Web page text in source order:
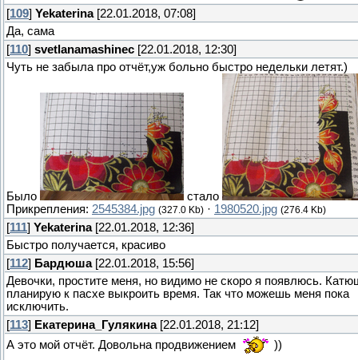
[109] Yekaterina[22.01.2018, 07:08]
Да, сама
[110] svetlanamashinec [22.01.2018, 12:30]
Чуть не забыла про отчёт,уж больно быстро недельки летят.)
Было
стало
Прикрепления: 2545384.jpg (327.0 Kb) · 1980520.jpg (276.4 Kb)
[111] Yekaterina[22.01.2018, 12:36]
Быстро получается, красиво
[112] Бардюша[22.01.2018, 15:56]
Девочки, простите меня, но видимо не скоро я появлюсь.
планирую к пасхе выкроить время. Так что можешь меня пока
исключить.
[113] Екатерина_Гулякина[22.01.2018, 21:12]
А это мой отчёт. Довольна продвижением
))